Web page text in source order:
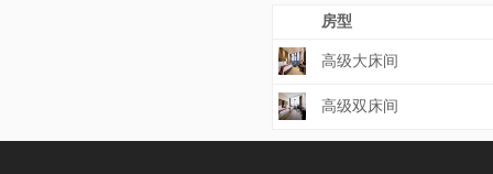
房型
高级大床间
高级双床间